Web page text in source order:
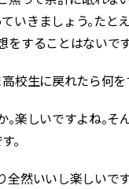
いきましょう。た
をすることはないで
校生に戻れたら何を
。楽しいですよね。
。
全然いいし楽しいで